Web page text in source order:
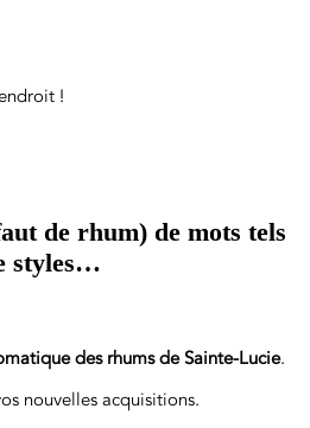
!
de rhum) de mots tels
styles…
des rhums de Sainte-Lucie.
nouvelles acquisitions.